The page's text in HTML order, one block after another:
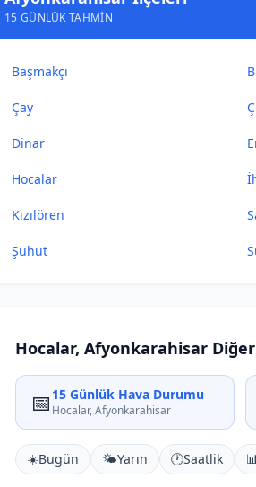
15 GÜNLÜK TAHMIN
Başmakçı
Çay
Dinar
Hocalar
Kızılören
Şuhut
Hocalar, Afyonkarahisar
📅 15 Günlük Hava Durumu
Hocalar, Afyonkarahisar
☀️Bugün 🌤️Yarın 🕐Saatlik